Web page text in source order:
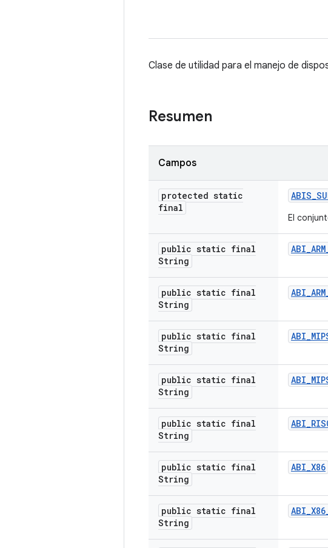
Clase de utilidad para el manejo de
Resumen
Campos
protected static
final
ABIS_
El
public static final
String
ABI_ARM
public static final
String
ABI_ARM
public static final
String
ABI_
public static final
String
ABI_
public static final
String
ABI_
public static final
String
ABI_X86
public static final
String
ABI_X86